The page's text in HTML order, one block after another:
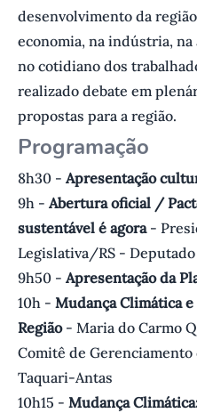
desenvolvimento da
economia, na indústria,
no cotidiano dos
realizado debate em
propostas para a região.
Programação
8h30 - Apresentação
9h - Abertura oficial /
sustentável é agora-
Legislativa/RS - Deputado
9h50 - Apresentação da
10h - Mudança Climática
Região- Maria do Carmo
Comitê de
Taquari-Antas
10h15 - Mudança